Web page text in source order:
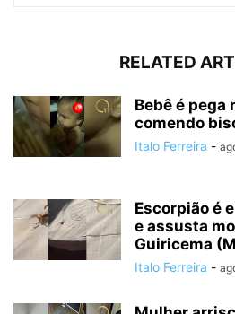
RELATED
Bebê é pega
comendo
Italo Ferreira -
Escorpião é
e assusta
Guiricema
Italo Ferreira -